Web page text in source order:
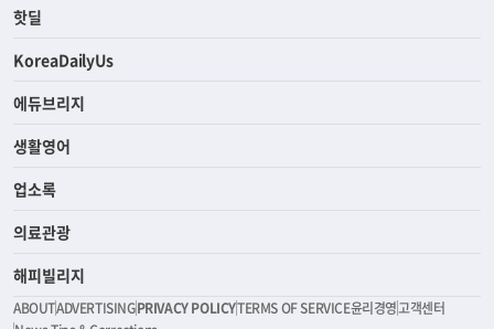
핫딜
KoreaDailyUs
에듀브리지
생활영어
업소록
의료관광
해피빌리지
ABOUTADVERTISINGPRIVACY POLICYTERMS OF SERVICE윤리경영고객센터